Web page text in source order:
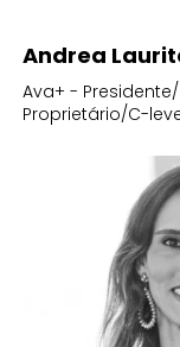
Andrea
Ava+ -
Proprietário/C-